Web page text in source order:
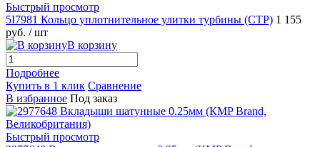
Быстрый просмотр
5I7981 Кольцо уплотнительное улитки турбины (CTP) 1 155
руб. / шт
В корзину
Подробнее
Купить в 1 клик Сравнение
В избранное Под заказ
Быстрый просмотр